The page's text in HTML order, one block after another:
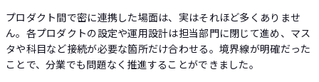
プロダクト間で密に連携した場面は、実はそれほど多くありませ
ん。各プロダクトの設定や運用設計は担当部門に閉じて進め、マス
タや科目など接続が必要な箇所だけ合わせる。境界線が明確だった
ことで、分業でも問題なく推進することができました。